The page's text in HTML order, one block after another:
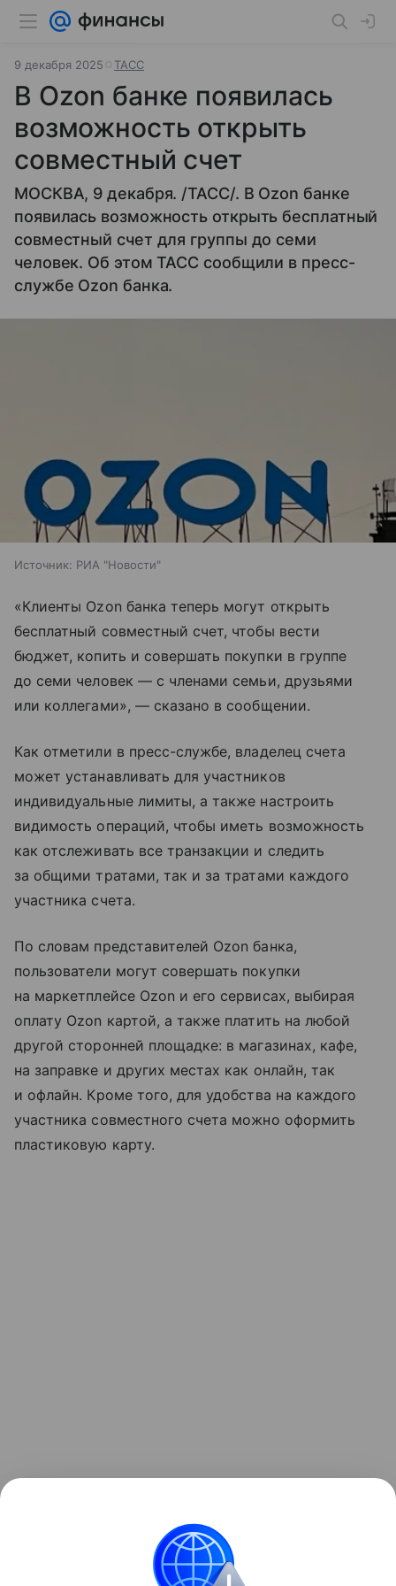
9 декабря 2025 ТАСС
В Ozon банке появилась
возможность открыть
совместный счет
МОСКВА, 9 декабря. /ТАСС/. В Ozon банке
появилась возможность открыть бесплатный
совместный счет для группы до семи
человек. Об этом ТАСС сообщили в пресс-
службе Ozon банка.
Источник: РИА "Новости"
«Клиенты Ozon банка теперь могут открыть
бесплатный совместный счет, чтобы вести
бюджет, копить и совершать покупки в группе
до семи человек — с членами семьи, друзьями
или коллегами», — сказано в сообщении.
Как отметили в пресс-службе, владелец счета
может устанавливать для участников
индивидуальные лимиты, а также настроить
видимость операций, чтобы иметь возможность
как отслеживать все транзакции и следить
за общими тратами, так и за тратами каждого
участника счета.
По словам представителей Ozon банка,
пользователи могут совершать покупки
на маркетплейсе Ozon и его сервисах, выбирая
оплату Ozon картой, а также платить на любой
другой сторонней площадке: в магазинах, кафе,
на заправке и других местах как онлайн, так
и офлайн. Кроме того, для удобства на каждого
участника совместного счета можно оформить
пластиковую карту.
Клиент может быть участником нескольких
совместных счетов. В ближайшее время
максимальное количество пользователей одного